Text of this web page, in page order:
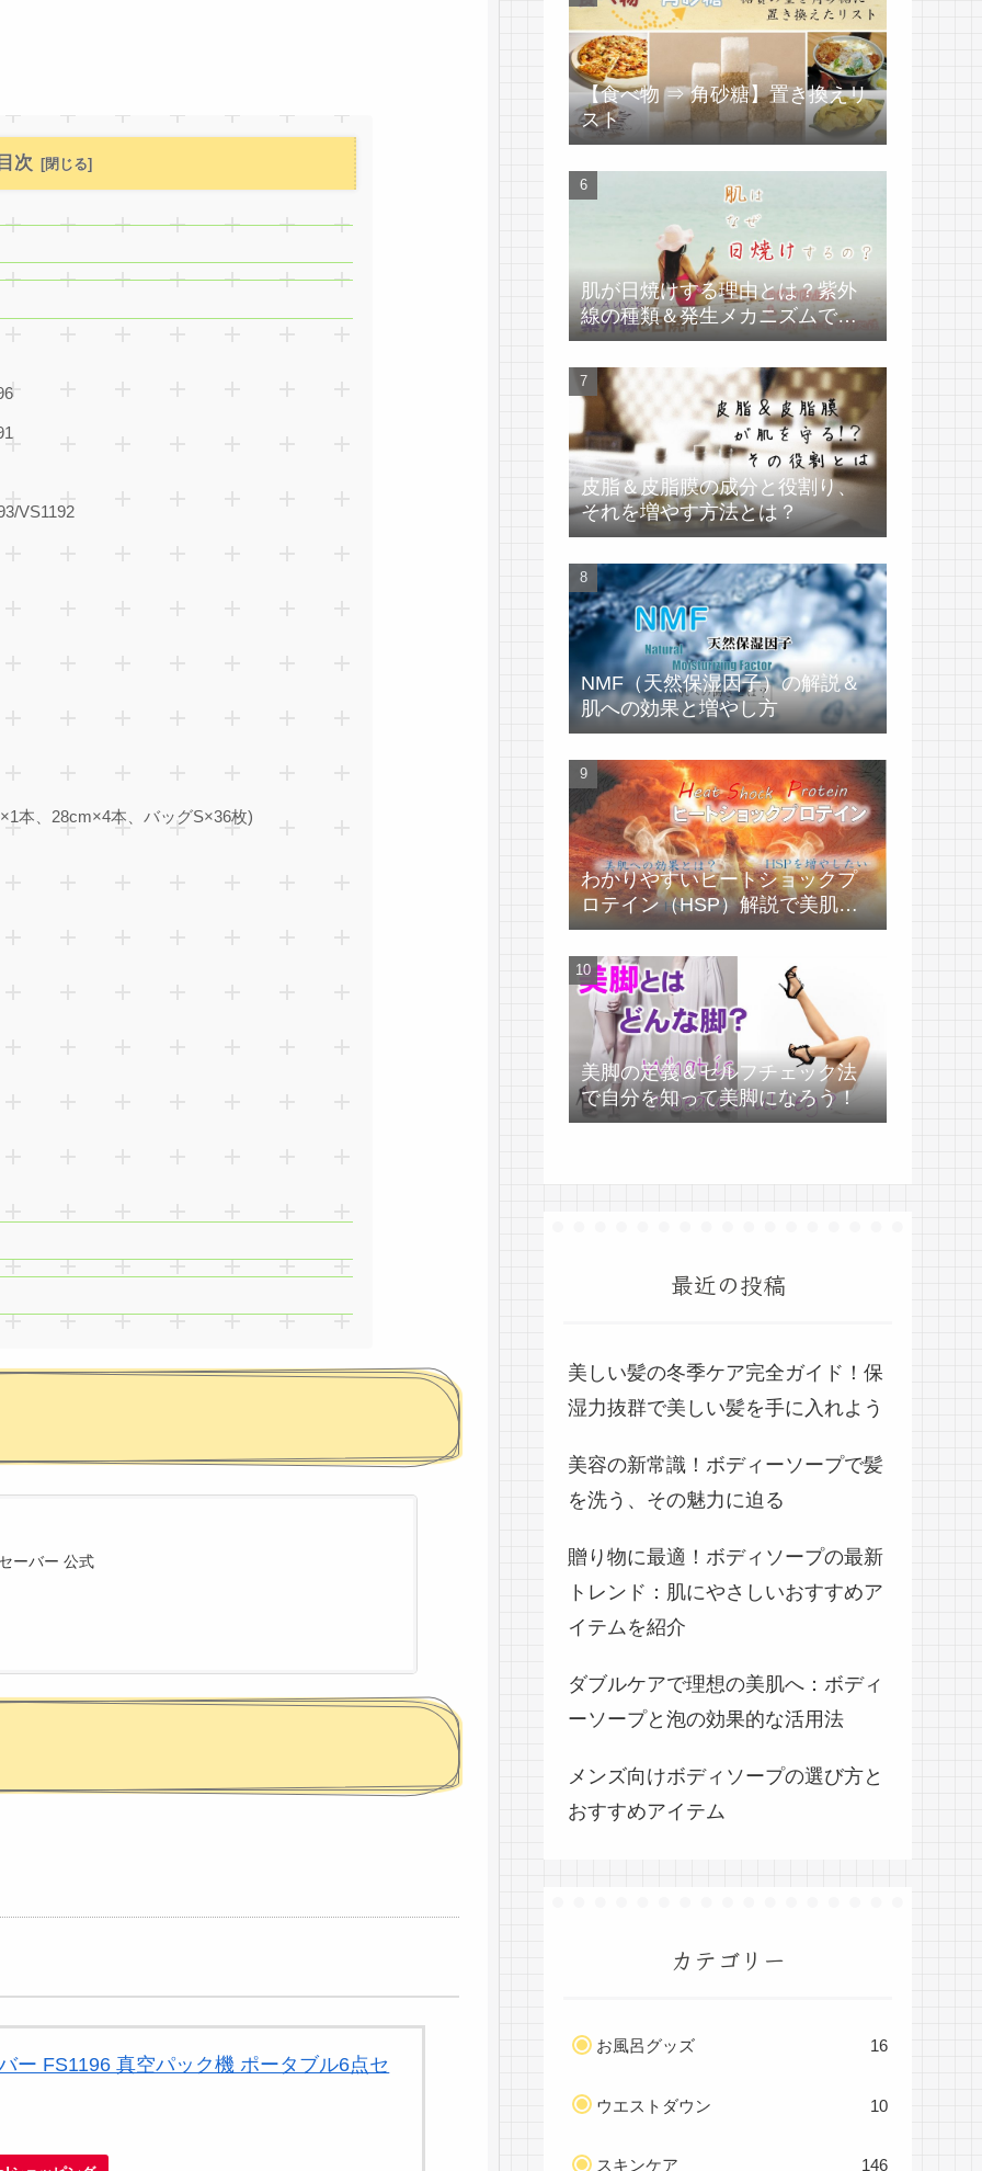
次
VS1192
本、28cm×4本、バッグS×36枚)
ーバー 公式
ー FS1196 真空パック機 ポータブル6点セ
【食べ物 ⇒ 角砂糖】置き換えリ
スト
肌が日焼けする理由とは？紫外
線の種類＆発生メカニズムで学
ぶ
皮脂＆皮脂膜の成分と役割り、
それを増やす方法とは？
NMF（天然保湿因子）の解説＆
肌への効果と増やし方
わかりやすいヒートショックプ
ロテイン（HSP）解説で美肌づ
くり！
美脚の定義＆セルフチェック法
で自分を知って美脚になろう！
最近の投稿
美しい髪の冬季ケア完全ガイド！保
湿力抜群で美しい髪を手に入れよう
美容の新常識！ボディーソープで髪
を洗う、その魅力に迫る
贈り物に最適！ボディソープの最新
トレンド：肌にやさしいおすすめア
イテムを紹介
ダブルケアで理想の美肌へ：ボディ
ーソープと泡の効果的な活用法
メンズ向けボディソープの選び方と
おすすめアイテム
カテゴリー
お風呂グッズ 16
ウエストダウン 10
スキンケア 146